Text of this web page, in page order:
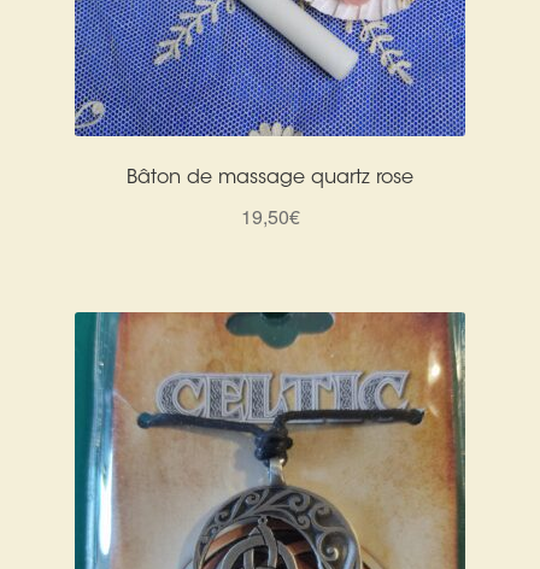
Bâton de massage quartz rose
19,50€